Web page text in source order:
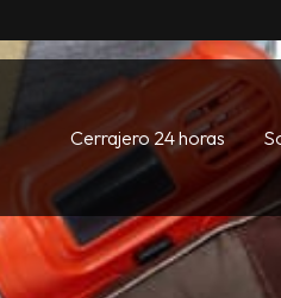
Cerrajero 24 horas